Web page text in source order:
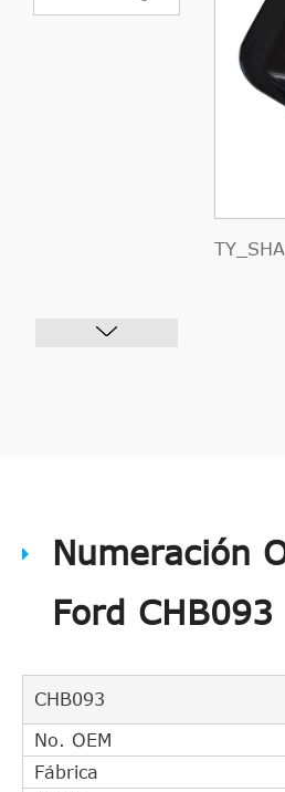
Numeración
Ford CHB093
CHB093
No. OEM
Fábrica